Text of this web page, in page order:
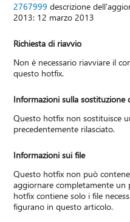
2767999 descrizione
2013: 12 marzo 2013
Richiesta di riavvio
Non è necessario riavviare il
questo hotfix.
Informazioni sulla
Questo hotfix non sostituisce
precedentemente rilasciato.
Informazioni sui file
Questo hotfix non può
aggiornare completamente
hotfix contiene solo i file
figurano in questo articolo.